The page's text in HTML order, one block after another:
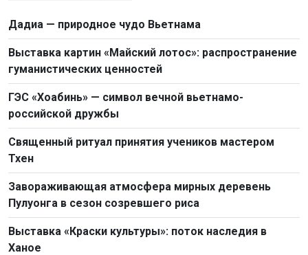
Дадиа — природное чудо Вьетнама
Выставка картин «Майский лотос»: распространение
гуманистических ценностей
ГЭС «Хоабинь» — символ вечной вьетнамо-
российской дружбы
Священный ритуал принятия учеников мастером
Тхен
Завораживающая атмосфера мирных деревень
Пулуонга в сезон созревшего риса
Выставка «Краски культуры»: поток наследия в
Ханое